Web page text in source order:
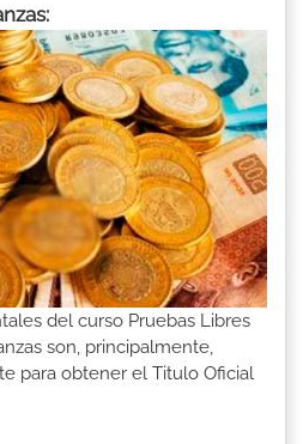
del curso Pruebas Libres
son, principalmente,
para obtener el Titulo Oficial